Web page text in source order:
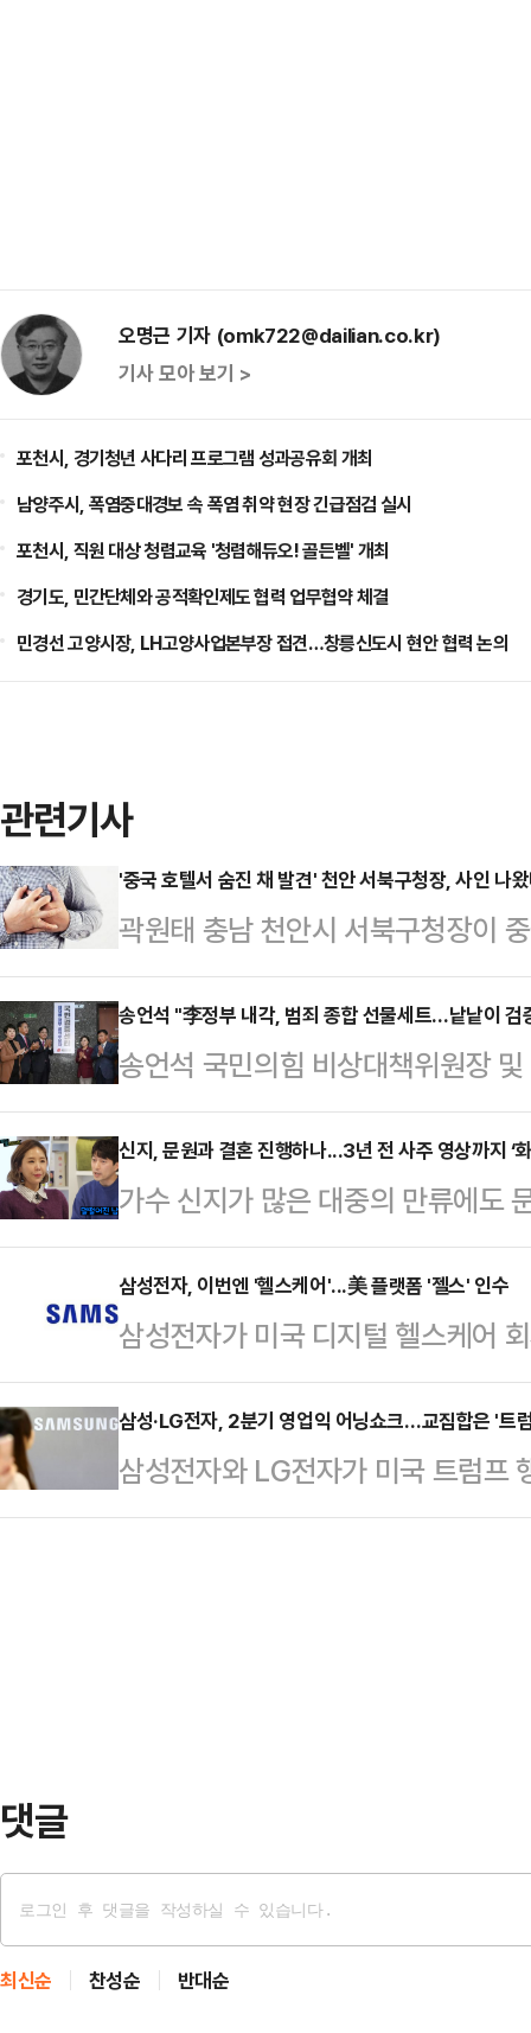
오명근 기자 (omk722@dailian.co.kr)
기사 모아 보기 >
포천시, 경기청년 사다리 프로그램 성과공유회 개최
남양주시, 폭염중대경보 속 폭염 취약 현장 긴급점검 실시
포천시, 직원 대상 청렴교육 '청렴해듀오! 골든벨' 개최
경기도, 민간단체와 공적확인제도 협력 업무협약 체결
민경선 고양시장, LH고양사업본부장 접견…창릉신도시 현안 협력 논의
관련기사
'중국 호텔서 숨진 채 발견' 천안 서북구청장, 사인 나
곽원태 충남 천안시 서북구청장이
급성 심근경색으로 밝혀졌다.7일
덩시를 여행 중이던 고인은 전날 오
태 구청장은 이달 5일부터 직장 동
로 휴가를 떠났다. 평소 특별한 지
알려졌다.곽원태 구청장은 천안시
인사를 통해 서북구청장으로 자리
투병 중 사망 '향년 …
송언석 "李정부 내각, 범죄 종합 선물세트…낱낱이 검
송언석 국민의힘 비상대책위원장
은 범죄 종합 선물세트가 아닌지 의
사 국민검증단'을 출범시켰다.송언
의힘 원내대책회의에서 "이재명 대
강행한 데 이어 각 부처 장관 후보
적인 청문회가 시작되기도 전에 드
는 이미 임계점을 넘겼다"고 지적했
보방송통신위원회·산업통산…
신지, 문원과 결혼 진행하나...3년 전 사주 영상까지 ‘
가수 신지가 많은 대중의 만류에도
전해진 가운데, 3년 전 공개됐던 사
일 기자 출신 유튜버 이진호는 자신
여론이 나올 수밖에 없다는 걸 알고
릴 줄은 몰랐다고 한다”고 전했다.
표한 것에 대해 “문원에 대해 알려
고 있었다”며 “이 사실을 언론을
나빠질 …
삼성전자, 이번엔 '헬스케어'...美 플랫폼 '젤스' 인수
삼성전자가 미국 디지털 헬스케어
'커넥티드 케어(Connected Care)'
젤스와 인수 계약을 체결했다고 밝
는 웰니스 분야와 의료 분야에서의
하게 건강을 관리하고, 나아가 질병
삼성·LG전자, 2분기 영업익 어닝쇼크…교집합은 '트
삼성전자와 LG전자가 미국 트럼프
국내 전자업계 양대 축인 두 곳 모
댓글
최신순 찬성순 반대순